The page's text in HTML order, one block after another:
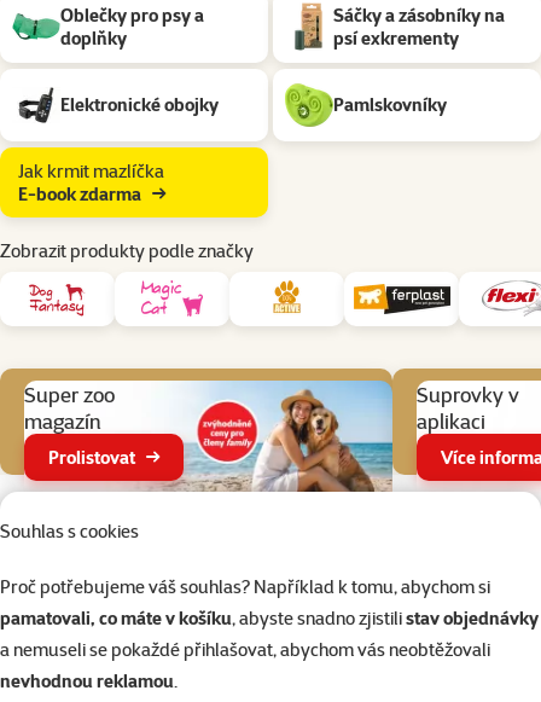
Souhlas s cookies
Proč potřebujeme váš souhlas? Například k tomu, abychom si
pamatovali, co máte v košíku, abyste snadno zjistilistav objednávky
a nemuseli se pokaždé přihlašovat, abychom vás neobtěžovali
nevhodnou reklamou.
Oblečky pro psy a
doplňky
Sáčky a zásobníky na
psí exkrementy
Elektronické obojky Pamlskovníky
Jak krmit mazlíčka
E-book zdarma
Zobrazit produkty podle značky
Super zoo
magazín
Prolistovat
Suprovky v
aplikaci
Více
Parametrický filtr
Vybrané filtry
Seřadit
Produkty v kategorii Pomůcky pro venčení psa
Nenalezeny žádné produkty